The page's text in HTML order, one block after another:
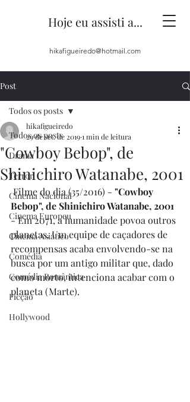
Hoje eu assisti a...
hikafigueiredo@hotmail.com
Post
Todos os posts
Drama
Terror
Cinema Nacional
Cinema Europeu
Cinema Asiático
Comédia
Comédia Romântica
Ficção
Hollywood
Todos os posts
"Cowboy Bebop", de
Shinichiro Watanabe, 2001
hikafigueiredo
29 de set. de 20191 min de leitura
Filme do dia (35/2016) - "Cowboy
Bebop", de Shinichiro Watanabe, 2001
- Em 2071, a humanidade povoa outros
planetas. Um equipe de caçadores de
recompensas acaba envolvendo-se na
busca por um antigo militar que, dado
como morto, intenciona acabar com o
planeta (Marte).